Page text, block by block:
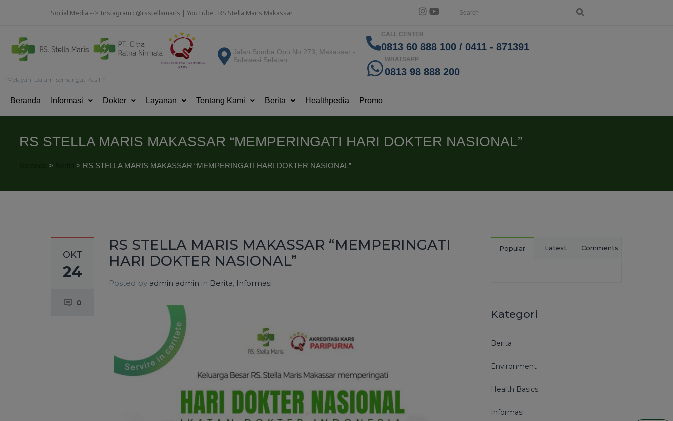
Social Media --> Instagram : @rsstellamaris | YouTube : RS Stella Maris Makassar
“Melayani Dalam Semangat Kasih”
Jalan Somba Opu No 273, Makassar -
Sulawesi Selatan
CALL CENTER
0813 60 888 100 / 0411 - 871391
WHATSAPP
0813 98 888 200
Beranda Informasi Dokter Layanan Tentang Kami Berita Healthpedia Promo
RS STELLA MARIS MAKASSAR “MEMPERINGATI HARI DOKTER NASIONAL”
> > RS STELLA MARIS MAKASSAR “MEMPERINGATI HARI DOKTER NASIONAL”
OKT
24
0
RS STELLA MARIS MAKASSAR “MEMPERINGATI
HARI DOKTER NASIONAL”
Posted by admin admin in Berita, Informasi
Popular Latest Comments
Kategori
Berita
Environment
Health Basics
Informasi